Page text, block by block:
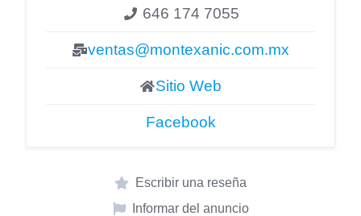
646 174 7055
ventas@montexanic.com.mx
Sitio Web
Facebook
Escribir una reseña
Informar del anuncio